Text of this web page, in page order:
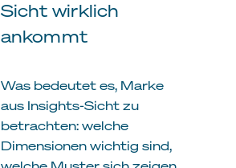
Sicht wirklich
ankommt
Was bedeutet es, Marke
aus Insights-Sicht zu
betrachten: welche
Dimensionen wichtig sind,